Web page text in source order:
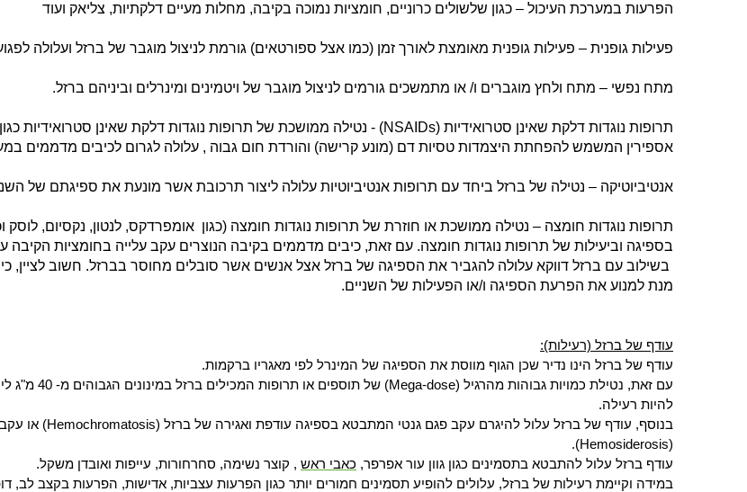
הפרעות במערכת העיכול – כגון שלשולים כרוניים, חומציות נמוכה בקיבה, מחלות מעיים דלקתיות, צליאק ועוד
פעילות גופנית – פעילות גופנית מאומצת לאורך זמן (כמו אצל ספורטאים) גורמת לניצול מוגבר של ברזל ועלולה
מתח נפשי – מתח ולחץ מוגברים ו/ או מתמשכים גורמים לניצול מוגבר של ויטמינים ומינרלים וביניהם ברזל.
תרופות נוגדות דלקת שאינן סטרואידיות (NSAIDs
) - נטילה ממושכת של תרופות נוגדות דלקת שאינן סטרואידיות
אספירין המשמש להפחתת היצמדות טסיות דם (מונע קרישה) והורדת חום גבוה , עלולה לגרום לכיבים מדממים
אנטיביוטיקה – נטילה של ברזל ביחד עם תרופות אנטיביוטיות עלולה ליצור תרכובת אשר מונעת את ספיגתם של
תרופות נוגדות חומצה – נטילה ממושכת או חוזרת של תרופות נוגדות חומצה (כגון אומפרדקס, לנטון, נקסיום, לוסק
בספיגה וביעילות של תרופות נוגדות חומצה. עם זאת, כיבים מדממים בקיבה הנוצרים עקב עלייה בחומציות הקיבה
בשילוב עם ברזל דווקא עלולה להגביר את הספיגה של ברזל אצל אנשים אשר סובלים מחוסר בברזל. חשוב לציין,
מנת למנוע את הפרעת הספיגה ו/או הפעילות של השניים.
עודף של ברזל (רעילות):
עודף של ברזל הינו נדיר שכן הגוף מווסת את הספיגה של המינרל לפי מאגריו ברקמות.
עם זאת, נטילת כמויות גבוהות מהרגיל (Mega-dose
להיות רעילה.
בנוסף, עודף של ברזל עלול להיגרם עקב פגם גנטי המתבטא בספיגה עודפת ואגירה של ברזל (Hemochromatosis) או
(
Hemosiderosis
).
עודף ברזל עלול להתבטא בתסמינים כגון גוון עור אפרפר, כאבי ראש , קוצר נשימה, סחרחורות, עייפות ואובדן משקל.
במידה וקיימת רעילות של ברזל, עלולים להופיע תסמינים חמורים יותר כגון הפרעות עצביות, אדישות, הפרעות בקצב לב,